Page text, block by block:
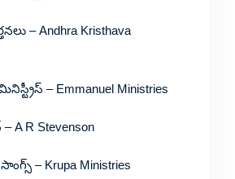
– Andhra Kristhava
– Emmanuel Ministries
A R Stevenson
– Krupa Ministries